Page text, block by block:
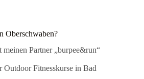
Oberschwaben?
Partner „burpee&run“
Fitnesskurse in Bad